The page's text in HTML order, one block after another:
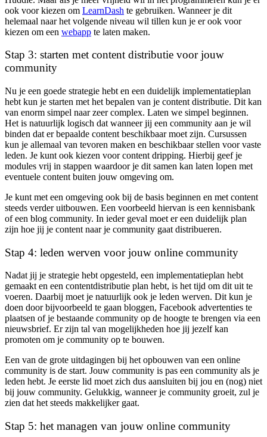
ook voor kiezen om LearnDash te gebruiken. Wanneer je dit
helemaal naar het volgende niveau wil tillen kun je er ook voor
kiezen om een webapp te laten maken.
Stap 3: starten met content distributie voor jouw
community
Nu je een goede strategie hebt en een duidelijk implementatieplan
hebt kun je starten met het bepalen van je content distributie. Dit kan
van enorm simpel naar zeer complex. Laten we simpel beginnen.
Het is natuurlijk logisch dat wanneer jij een community aan je wil
binden dat er bepaalde content beschikbaar moet zijn. Cursussen
kun je allemaal van tevoren maken en beschikbaar stellen voor vaste
leden. Je kunt ook kiezen voor content dripping. Hierbij geef je
modules vrij in stappen waardoor je dit samen kan laten lopen met
eventuele content buiten jouw omgeving om.
Je kunt met een omgeving ook bij de basis beginnen en met content
steeds verder uitbouwen. Een voorbeeld hiervan is een kennisbank
of een blog community. In ieder geval moet er een duidelijk plan
zijn hoe jij je content naar je community gaat distribueren.
Stap 4: leden werven voor jouw online community
Nadat jij je strategie hebt opgesteld, een implementatieplan hebt
gemaakt en een contentdistributie plan hebt, is het tijd om dit uit te
voeren. Daarbij moet je natuurlijk ook je leden werven. Dit kun je
doen door bijvoorbeeld te gaan bloggen, Facebook advertenties te
plaatsen of je bestaande community op de hoogte te brengen via een
nieuwsbrief. Er zijn tal van mogelijkheden hoe jij jezelf kan
promoten om je community op te bouwen.
Een van de grote uitdagingen bij het opbouwen van een online
community is de start. Jouw community is pas een community als je
leden hebt. Je eerste lid moet zich dus aansluiten bij jou en (nog) niet
bij jouw community. Gelukkig, wanneer je community groeit, zul je
zien dat het steeds makkelijker gaat.
Stap 5: het managen van jouw online community